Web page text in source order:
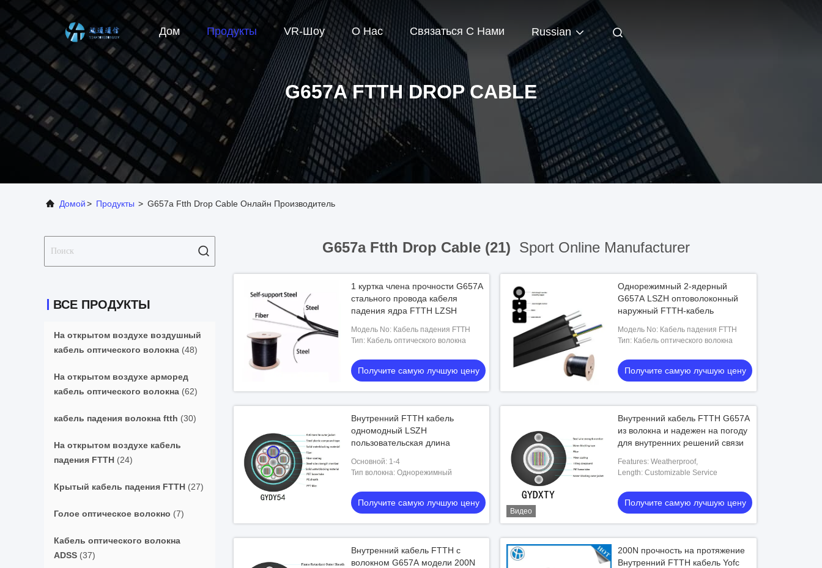
Дом Продукты VR-Шоу О Нас Связаться С Нами Russian
G657A FTTH DROP CABLE
Домой> Продукты > G657a Ftth Drop Cable Онлайн Производитель
ВСЕ ПРОДУКТЫ
На открытом воздухе воздушный
кабель оптического волокна (48)
На открытом воздухе арморед
кабель оптического волокна (62)
кабель падения волокна ftth (30)
На открытом воздухе кабель
падения FTTH (24)
Крытый кабель падения FTTH (27)
Голое оптическое волокно (7)
Кабель оптического волокна
ADSS (37)
G657a Ftth Drop Cable (21) Sport Online Manufacturer
1 куртка члена прочности G657A
стального провода кабеля
падения ядра FTTH LZSH
Модель No: Кабель падения FTTH
Тип: Кабель оптического волокна
Получите самую лучшую цену
Однорежимный 2-ядерный
G657A LSZH оптоволоконный
наружный FTTH-кабель
Модель No: Кабель падения FTTH
Тип: Кабель оптического волокна
Получите самую лучшую цену
Внутренний FTTH кабель
одномодный LSZH
пользовательская длина
Основной: 1-4
Тип волокна: Однорежимный
Получите самую лучшую цену
Видео
Внутренний кабель FTTH G657A
из волокна и надежен на погоду
для внутренних решений связи
Features: Weatherproof,
Length: Customizable Service
Получите самую лучшую цену
Внутренний кабель FTTH с
волокном G657A модели 200N
200N прочность на протяжение
Внутренний FTTH кабель Yofc